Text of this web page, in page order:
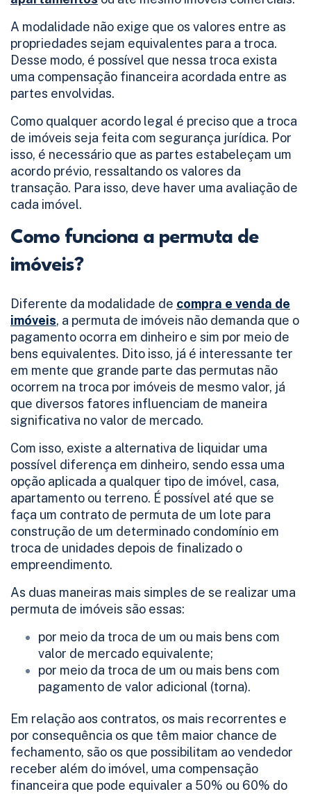
A modalidade não exige que os valores entre as
propriedades sejam equivalentes para a troca.
Desse modo, é possível que nessa troca exista
uma compensação financeira acordada entre as
partes envolvidas.
Como qualquer acordo legal é preciso que a troca
de imóveis seja feita com segurança jurídica. Por
isso, é necessário que as partes estabeleçam um
acordo prévio, ressaltando os valores da
transação. Para isso, deve haver uma avaliação de
cada imóvel.
Como funciona a permuta de
imóveis?
Diferente da modalidade de compra e venda de
imóveis, a permuta de imóveis não demanda que o
pagamento ocorra em dinheiro e sim por meio de
bens equivalentes. Dito isso, já é interessante ter
em mente que grande parte das permutas não
ocorrem na troca por imóveis de mesmo valor, já
que diversos fatores influenciam de maneira
significativa no valor de mercado.
Com isso, existe a alternativa de liquidar uma
possível diferença em dinheiro, sendo essa uma
opção aplicada a qualquer tipo de imóvel, casa,
apartamento ou terreno. É possível até que se
faça um contrato de permuta de um lote para
construção de um determinado condomínio em
troca de unidades depois de finalizado o
empreendimento.
As duas maneiras mais simples de se realizar uma
permuta de imóveis são essas:
por meio da troca de um ou mais bens com
valor de mercado equivalente;
por meio da troca de um ou mais bens com
pagamento de valor adicional (torna).
Em relação aos contratos, os mais recorrentes e
por consequência os que têm maior chance de
fechamento, são os que possibilitam ao vendedor
receber além do imóvel, uma compensação
financeira que pode equivaler a 50% ou 60% do